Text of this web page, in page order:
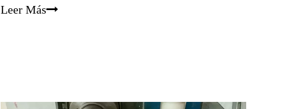
maquinaria y diversas líneas de producción. Gracias a su excelente calor
Leer Más